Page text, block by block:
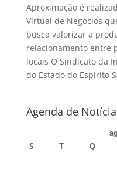
Aproximação é
Virtual de Negócios
busca valorizar a
relacionamento entre
locais O Sindicato da
do Estado do Espírito
Agenda de
S T Q